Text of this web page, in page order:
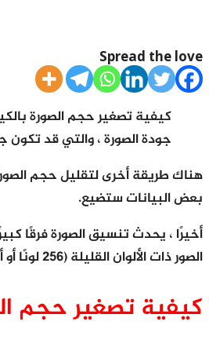
Spread the love
كيفية تصغير حجم الصورة
جودة الصورة ، والتي قد تكون جيدة
هناك طريقة أخرى لتقليل حجم
بعض البيانات ستضيع.
الصور ذات الألوان القليلة (256 لونًا أو أقل) أصغر كثيرًا إذا كنت تستخدم GIF. PNG هو تنسيق ضياع يمكن ضغطه بشدة. يعمل بشكل جيد لرسومات الويب والصور المعقدة.
كيفية تصغير حجم